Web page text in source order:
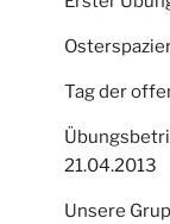
Tag der
21.04.2013
Unsere